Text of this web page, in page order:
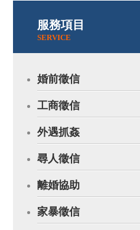
服務項目
SERVICE
婚前徵信
工商徵信
外遇抓姦
尋人徵信
離婚協助
家暴徵信